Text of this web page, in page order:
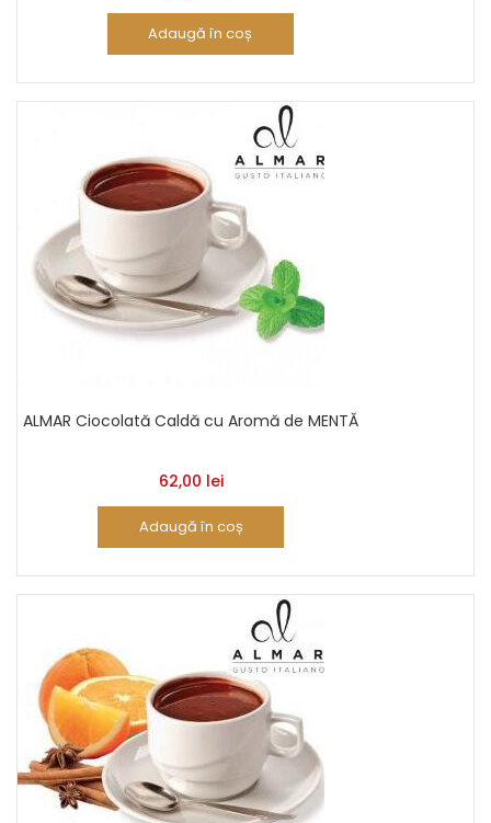
Adaugă în coș
ALMAR Ciocolată Caldă cu Aromă de MENTĂ
62,00 lei
Adaugă în coș